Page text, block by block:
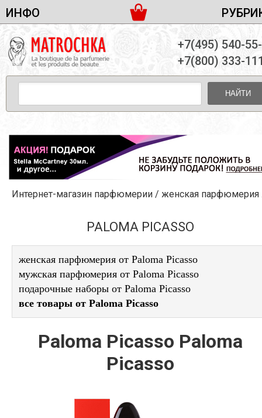
ИНФО
ДОСТАВКА И ОПЛАТА
ПАРТНЕРСТВО
КОНТАКТЫ
ЖЕНСКАЯ ПАРФЮМЕРИЯ
МУЖСКАЯ ПАРФЮМЕРИЯ
УНИСЕКС ПАРФЮМЕРИЯ
ЖЕНСКИЕ НАБОРЫ
МУЖСКИЕ НАБОРЫ
УНИСЕКС НАБОРЫ
УХОД ЗА ЛИЦОМ
УХОД ЗА ТЕЛОМ
ДЕКОРАТИВНАЯ КОСМЕТИКА
+7(495) 540-
+7(800) 333-
НАЙТИ
Интернет-магазин парфюмерии / женская парфюмерия
PALOMA PICASSO
женская парфюмерия от Paloma Picasso
мужская парфюмерия от Paloma Picasso
подарочные наборы от Paloma Picasso
все товары от Paloma Picasso
Paloma Picasso Paloma
Picasso